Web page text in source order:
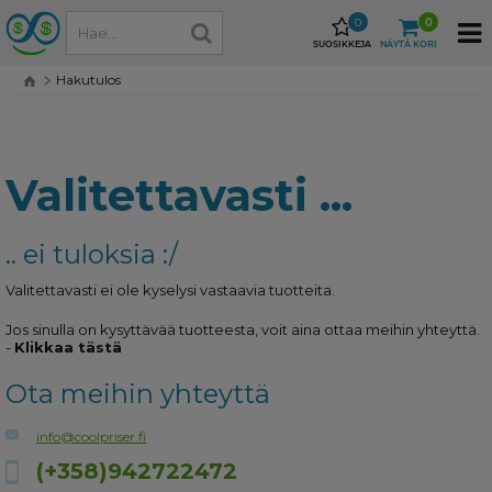
SUOSIKKEJA
0
NÄYTÄ KORI
0
Hakutulos
Valitettavasti ...
.. ei tuloksia :/
Valitettavasti ei ole kyselysi vastaavia tuotteita.
Jos sinulla on kysyttävää tuotteesta, voit aina ottaa meihin yhteyttä.
- Klikkaa tästä
Ota meihin yhteyttä
info@coolpriser.fi
(+358)942722472